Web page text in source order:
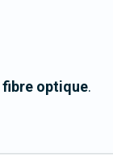
fibre optique.